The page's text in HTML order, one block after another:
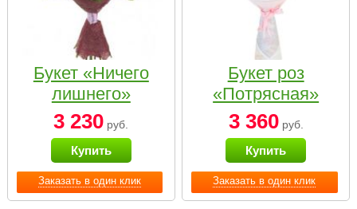
Заказать в один клик
Букет «Ничего
лишнего»
3 230 руб.
Купить
Заказать в один клик
Букет роз
«Потрясная»
3 360руб.
Купить